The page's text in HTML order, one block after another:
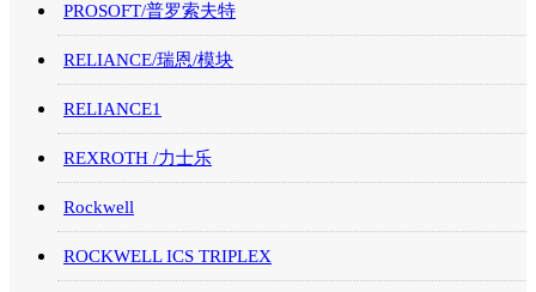
PROSOFT/普罗索夫特
RELIANCE/瑞恩/模块
RELIANCE1
REXROTH /力士乐
Rockwell
ROCKWELL ICS TRIPLEX